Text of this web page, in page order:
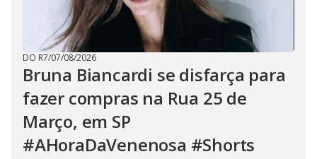
DO R7/07/08/2026
Bruna Biancardi se disfarça para
fazer compras na Rua 25 de
Março, em SP
#AHoraDaVenenosa #Shorts